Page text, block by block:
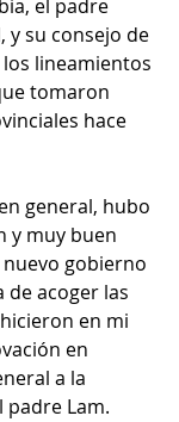
el padre
y su consejo de
lineamientos
tomaron
hace
general, hubo
y muy buen
gobierno
de acoger las
en mi
en
a la
padre Lam.